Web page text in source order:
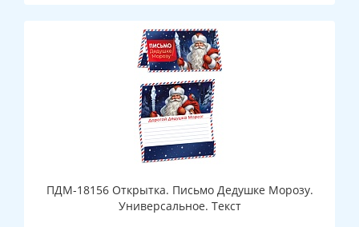
ПДМ-18156 Открытка. Письмо Дедушке Морозу.
Универсальное. Текст